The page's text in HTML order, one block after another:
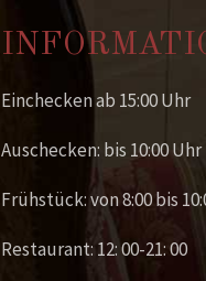
Einchecken ab 15:00 Uhr
Auschecken: bis 10:00 Uhr
Frühstück: von 8:00 bis
Restaurant: 12: 00-21: 00